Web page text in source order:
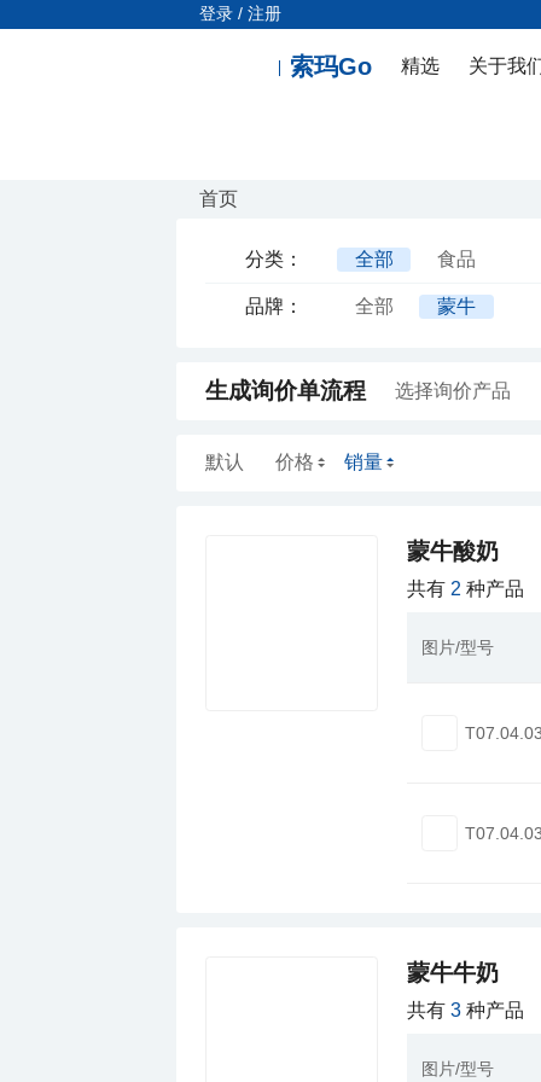
登录 / 注册
索玛Go 精选 关于我
首页
分类： 全部 食品
品牌： 全部 蒙牛
生成询价单流程 选择询价产品
默认 价格 销量
蒙牛酸奶
共有 2 种产品
图片/型号
蒙牛牛奶
共有3 种产品
图片/型号